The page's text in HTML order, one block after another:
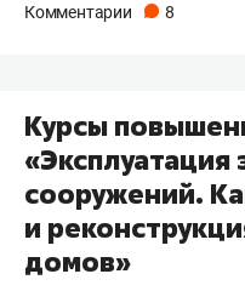
Комментарии 8
Курсы
«Эксплуатация
сооружений.
и
домов»